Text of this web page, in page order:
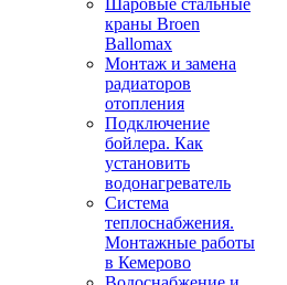
Шаровые стальные
краны Broen
Ballomax
Монтаж и замена
радиаторов
отопления
Подключение
бойлера. Как
установить
водонагреватель
Система
теплоснабжения.
Монтажные работы
в Кемерово